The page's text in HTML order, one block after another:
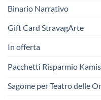
Binario Narrativo
Gift Card StravagArte
In offerta
Pacchetti Risparmio
Sagome per Teatro delle